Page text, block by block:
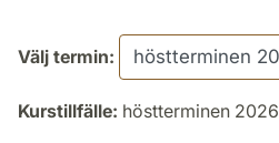
Välj termin:
Kurstillfälle: höstterminen 2026